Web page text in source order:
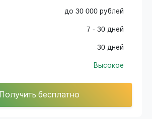
до 30 000 рублей
7 - 30 дней
30 дней
Высокое
Получить бесплатно